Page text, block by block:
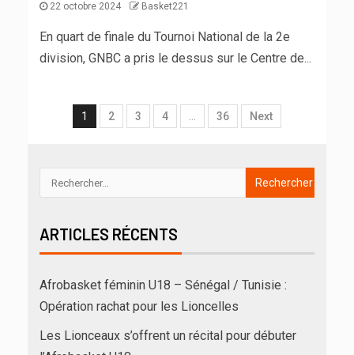
22 octobre 2024 Basket221
En quart de finale du Tournoi National de la 2e
division, GNBC a pris le dessus sur le Centre de...
1 2 3 4 … 36 Next
ARTICLES RÉCENTS
Afrobasket féminin U18 – Sénégal / Tunisie :
Opération rachat pour les Lioncelles
Les Lionceaux s’offrent un récital pour débuter